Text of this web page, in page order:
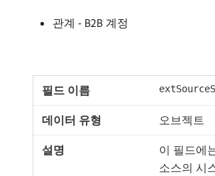
관계 - B2B 계정
오브젝트
이 필드에
소스의 시